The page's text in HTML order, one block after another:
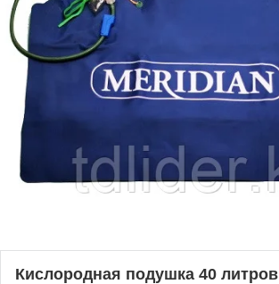
Кислородная подушка 40 литров